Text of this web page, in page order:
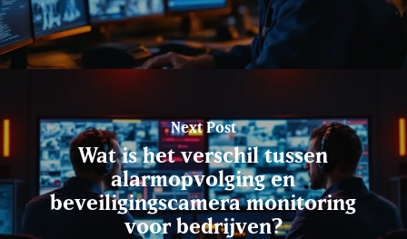
Next Post
Wat is het verschil tussen
alarmopvolging en
beveiligingscamera monitoring
voor bedrijven?